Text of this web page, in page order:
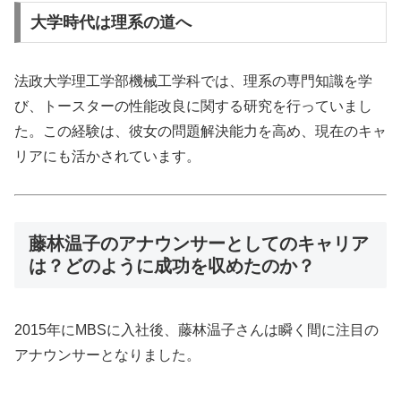
大学時代は理系の道へ
法政大学理工学部機械工学科では、理系の専門知識を学
び、トースターの性能改良に関する研究を行っていまし
た。この経験は、彼女の問題解決能力を高め、現在のキャ
リアにも活かされています。
藤林温子のアナウンサーとしてのキャリア
は？どのように成功を収めたのか？
2015年にMBSに入社後、藤林温子さんは瞬く間に注目の
アナウンサーとなりました。